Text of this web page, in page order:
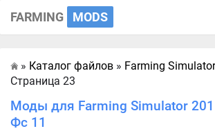
FARMING MODS
Главная
» Каталог файлов » Farming
Страница 23
Моды для Farming Simulator
Фс 11